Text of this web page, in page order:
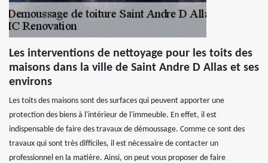
Les interventions de nettoyage pour les toits des
maisons dans la ville de Saint Andre D Allas et ses
environs
Les toits des maisons sont des surfaces qui peuvent apporter une
protection des biens à l'intérieur de l'immeuble. En effet, il est
indispensable de faire des travaux de démoussage. Comme ce sont des
travaux qui sont très difficiles, il est nécessaire de contacter un
professionnel en la matière. Ainsi, on peut vous proposer de faire